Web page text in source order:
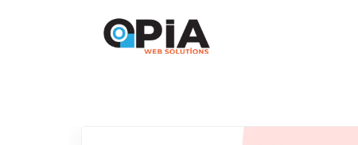
Didim/AYDIN